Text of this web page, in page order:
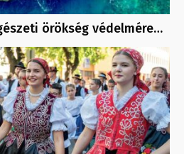
örökség védelmére…